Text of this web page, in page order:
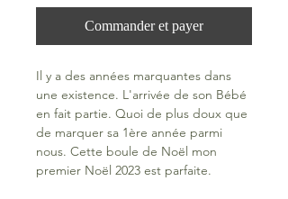
Commander et payer
Il y a des années marquantes dans
une existence. L'arrivée de son Bébé
en fait partie. Quoi de plus doux que
de marquer sa 1ère année parmi
nous. Cette boule de Noël mon
premier Noël 2023 est parfaite.